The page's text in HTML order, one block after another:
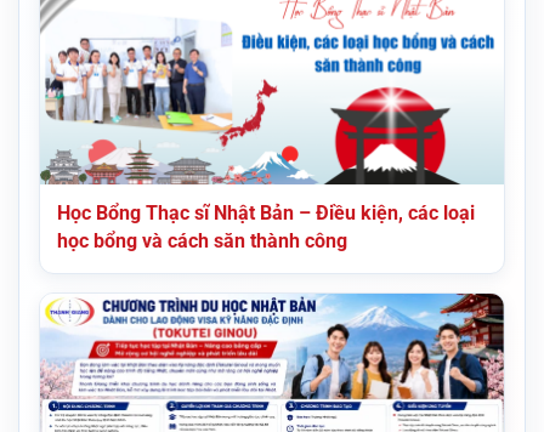
Học Bổng Thạc sĩ Nhật Bản – Điều kiện, các loại
học bổng và cách săn thành công